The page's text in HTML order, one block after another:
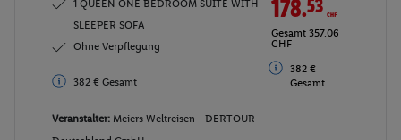
1 QUEEN ONE BEDROOM SUITE WITH
SLEEPER SOFA
Ohne Verpflegung
382 € Gesamt
178.53CHF
Gesamt 357.06
CHF
382 €
Gesamt
Veranstalter: Meiers Weltreisen - DERTOUR